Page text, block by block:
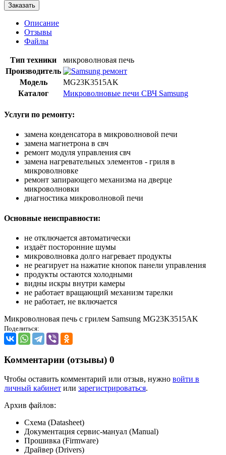
Заказать
Описание
Отзывы
Файлы
Тип техники
микроволновая печь
Производитель
Модель
MG23K3515AK
Каталог
Микроволновые печи СВЧ Samsung
Услуги по ремонту:
замена конденсатора в микроволновой печи
замена магнетрона в свч
ремонт модуля управления свч
замена нагревательных элементов - гриля в
микроволновке
ремонт запирающего механизма на дверце
микроволновки
диагностика микроволновой печи
Основные неисправности:
не отключается автоматически
издаёт посторонние шумы
микроволновка долго нагревает продукты
не реагирует на нажатие кнопок панели управления
продукты остаются холодными
видны искры внутри камеры
не работает вращающий механизм тарелки
не работает, не включается
Микроволновая печь с грилем Samsung MG23K3515AK
Поделиться:
Комментарии (отзывы) 0
Чтобы оставить комментарий или отзыв, нужно войти в
личный кабинет или зарегистрироваться.
Архив файлов:
Схема (Datasheet)
Документация сервис-мануал (Manual)
Прошивка (Firmware)
Драйвер (Drivers)